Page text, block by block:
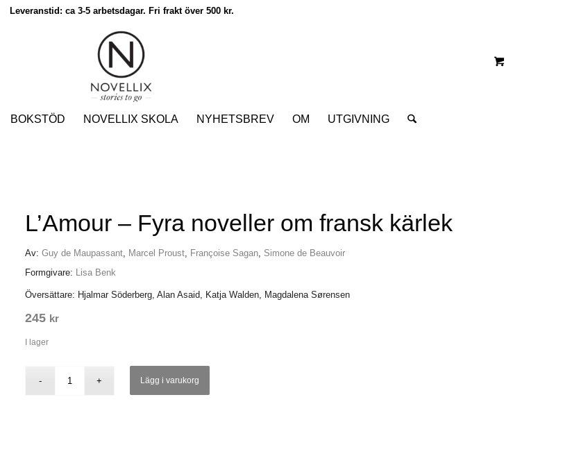
Leveranstid: ca 3-5 arbetsdagar. Fri frakt över 500 kr.
BOKSTÖD NOVELLIX SKOLA NYHETSBREV OM UTGIVNING
L’Amour – Fyra noveller om fransk kärlek
Av:Guy de Maupassant, Marcel Proust, Françoise Sagan, Simone de Beauvoir
Formgivare:
Lisa Benk
Översättare: Hjalmar Söderberg, Alan Asaid, Katja Walden, Magdalena Sørensen
245 kr
I lager
Lägg i varukorg